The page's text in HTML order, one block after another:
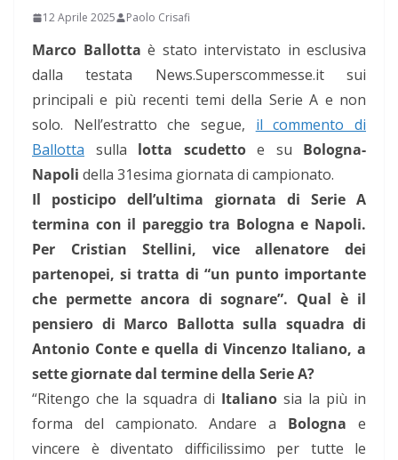
12 Aprile 2025 Paolo Crisafi
Marco Ballotta è stato intervistato in esclusiva
dalla testata News.Superscommesse.it sui
principali e più recenti temi della Serie A e non
solo. Nell’estratto che segue, il commento di
Ballotta sulla lotta scudettoe su Bologna-
Napoli della 31esima giornata di campionato.
Il posticipo dell’ultima giornata di Serie A
termina con il pareggio tra Bologna e Napoli.
Per Cristian Stellini, vice allenatore dei
partenopei, si tratta di “un punto importante
che permette ancora di sognare”. Qual è il
pensiero di Marco Ballotta sulla squadra di
Antonio Conte e quella di Vincenzo Italiano, a
sette giornate dal termine della Serie A?
“Ritengo che la squadra di Italiano sia la più in
forma del campionato. Andare a Bologna e
vincere è diventato difficilissimo per tutte le